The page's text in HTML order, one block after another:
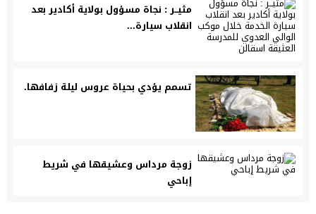
مثيــر : نجاة مسؤول بولاية أكادير بعد
انقلاب سيارة...
تسمم يؤدي بحياة عروس ليلة زفافها.
زوجة مرداس وعشيقها في شريط
إباحي